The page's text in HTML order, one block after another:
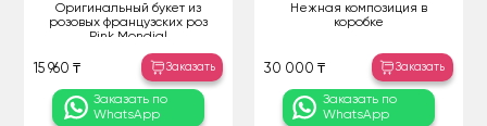
Оригинальный букет из
розовых французских роз
Pink Mondial
15 960 ₸ Заказать
Заказать по
WhatsApp
Нежная композиция в
коробке
30 000 ₸ Заказать
Заказать по
WhatsApp